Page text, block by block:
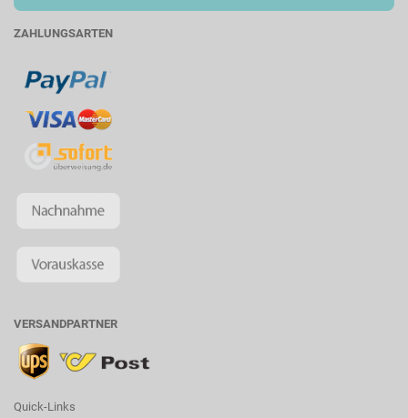
ZAHLUNGSARTEN
VERSANDPARTNER
Quick-Links